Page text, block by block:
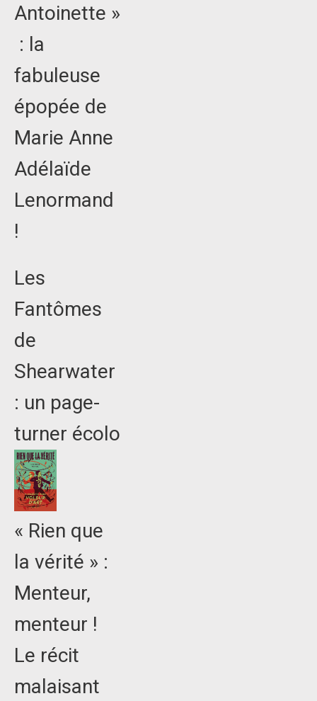
Antoinette »
: la
fabuleuse
épopée de
Marie Anne
Adélaïde
Lenormand
!
Les
Fantômes
de
Shearwater
: un page-
turner écolo
« Rien que
la vérité » :
Menteur,
menteur !
Le récit
malaisant